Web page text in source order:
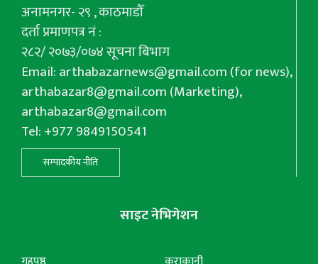
अनामनगर- २९ , काठमाडौँ
दर्ता प्रमाणपत्र नं :
२८२/ २०७३/०७४ सूचना बिभाग
Email:arthabazarnews@gmail.com(for news),
arthabazar8@gmail.com(Marketing),
arthabazar8@gmail.com
Tel: +977 9849150541
सम्पादकीय नीति
साइट नेभिगेशन